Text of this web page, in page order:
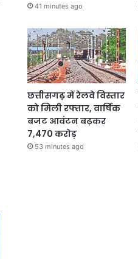
41 minutes ago
छत्तीसगढ़ में रेलवे विस्तार
को मिली रफ्तार, वार्षिक
बजट आवंटन बढ़कर
7,470 करोड़
53 minutes ago